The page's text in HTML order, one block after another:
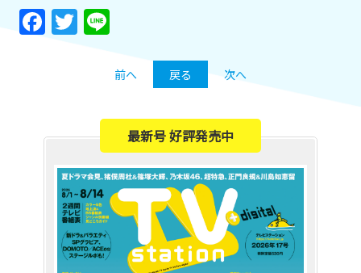
Facebook
Twitter
前へ 戻る 次へ
最新号 好評発売中